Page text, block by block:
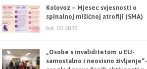
Kolovoz – Mjesec svjesnosti o
spinalnoj mišićnoj atrofiji (SMA)
kol. 03 2026
„Osobe s invaliditetom u EU-
samostalno i neovisno življenje“-